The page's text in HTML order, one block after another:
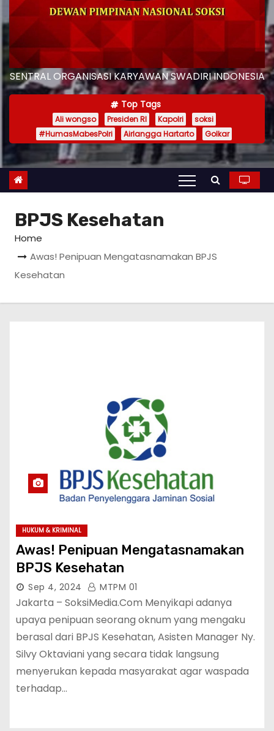
SENTRAL ORGANISASI KARYAWAN SWADIRI INDONESIA
Top Tags
Ali wongso Presiden RI Kapolri
soksi
#HumasMabesPolri
Airlangga Hartarto Golkar
BPJS Kesehatan
Home
Awas! Penipuan Mengatasnamakan BPJS
Kesehatan
HUKUM & KRIMINAL
Awas! Penipuan Mengatasnamakan
BPJS Kesehatan
Sep 4, 2024 MTPM 01
Jakarta – SoksiMedia.Com Menyikapi adanya
upaya penipuan seorang oknum yang mengaku
berasal dari BPJS Kesehatan, Asisten Manager Ny.
Silvy Oktaviani yang secara tidak langsung
menyerukan kepada masyarakat agar waspada
terhadap…